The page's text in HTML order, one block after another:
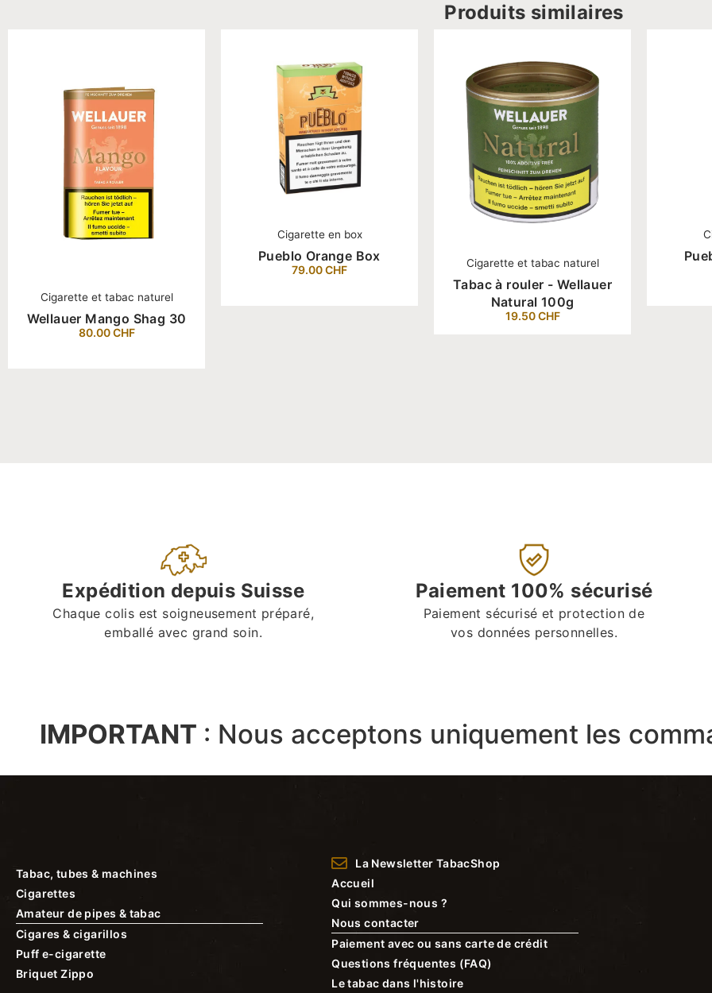
Produits similaires
Cigarette et tabac naturel
Wellauer Mango Shag 30
80.00CHF
Cigarette en box
Pueblo Orange Box
79.00CHF
Cigarette et tabac naturel
Tabac à rouler - Wellauer
Natural 100g
19.50CHF
Expédition depuis Suisse
Chaque colis est soigneusement préparé,
emballé avec grand soin.
Paiement 100% sécurisé
Paiement sécurisé et protection de
vos données personnelles.
IMPORTANT : Nous acceptons uniquement les
Tabac, tubes & machines
Cigarettes
Amateur de pipes & tabac
Cigares & cigarillos
Puff e-cigarette
Briquet Zippo
La Newsletter TabacShop
Accueil
Qui sommes-nous ?
Nous contacter
Paiement avec ou sans carte de crédit
Questions fréquentes (FAQ)
Le tabac dans l'histoire